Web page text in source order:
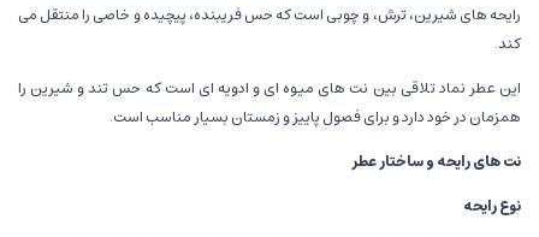
رایحه های شیرین، ترش، و چوبی است که حس فریبنده، پیچیده و خاصی را منتقل می
کند.
این عطر نماد تلاقی بین نت های میوه ای و ادویه ای است که حس تند و شیرین را
همزمان در خود دارد و برای فصول پاییز و زمستان بسیار مناسب است.
نت های رایحه و ساختار عطر
نوع رایحه